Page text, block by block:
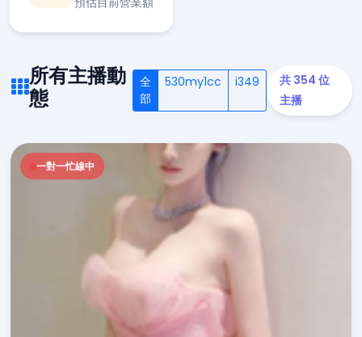
所有主播動
態
全
部
530my1cc i349
共 354 位
主播
一對一忙線中